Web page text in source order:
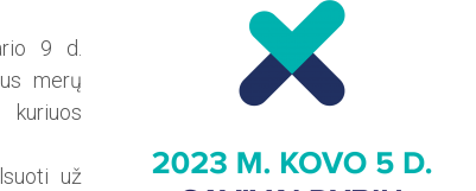
9 d.
merų
kuriuos
už